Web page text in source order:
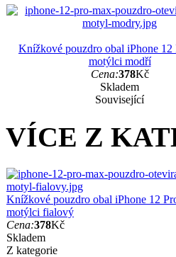
Knížkové pouzdro obal iPhone 12
motýlci modří
Cena:378Kč
Skladem
Související
VÍCE Z
Knížkové pouzdro obal iPhone 12
motýlci fialový
Cena:378Kč
Skladem
Z kategorie